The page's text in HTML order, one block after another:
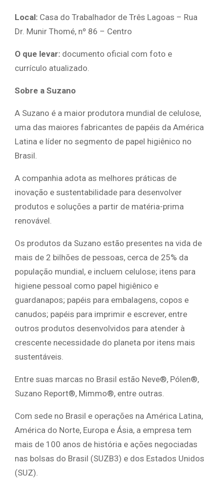
Local: Casa do Trabalhador de Três Lagoas – Rua
Dr. Munir Thomé, nº 86 – Centro
O que levar: documento oficial com foto e
currículo atualizado.
Sobre a Suzano
A Suzano é a maior produtora mundial de celulose,
uma das maiores fabricantes de papéis da América
Latina e líder no segmento de papel higiênico no
Brasil.
A companhia adota as melhores práticas de
inovação e sustentabilidade para desenvolver
produtos e soluções a partir de matéria-prima
renovável.
Os produtos da Suzano estão presentes na vida de
mais de 2 bilhões de pessoas, cerca de 25% da
população mundial, e incluem celulose; itens para
higiene pessoal como papel higiênico e
guardanapos; papéis para embalagens, copos e
canudos; papéis para imprimir e escrever, entre
outros produtos desenvolvidos para atender à
crescente necessidade do planeta por itens mais
sustentáveis.
Entre suas marcas no Brasil estão Neve®, Pólen®,
Suzano Report®, Mimmo®, entre outras.
Com sede no Brasil e operações na América Latina,
América do Norte, Europa e Ásia, a empresa tem
mais de 100 anos de história e ações negociadas
nas bolsas do Brasil (SUZB3) e dos Estados Unidos
(SUZ).